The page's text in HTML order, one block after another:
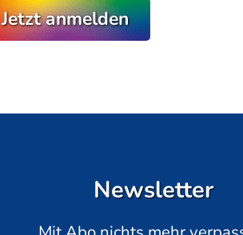
Jetzt anmelden
Newsletter